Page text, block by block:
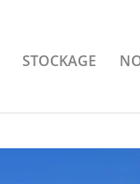
STOCKAGE